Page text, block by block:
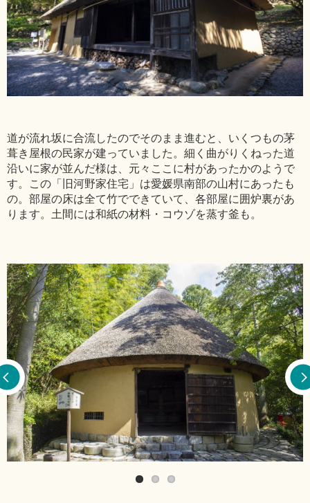
道が流れ坂に合流したのでそのまま進むと、いくつもの茅
葺き屋根の民家が建っていました。細く曲がりくねった道
沿いに家が並んだ様は、元々ここに村があったかのようで
す。この「旧河野家住宅」は愛媛県南部の山村にあったも
の。部屋の床は全て竹でできていて、各部屋に囲炉裏があ
ります。土間には和紙の材料・コウゾを蒸す釜も。